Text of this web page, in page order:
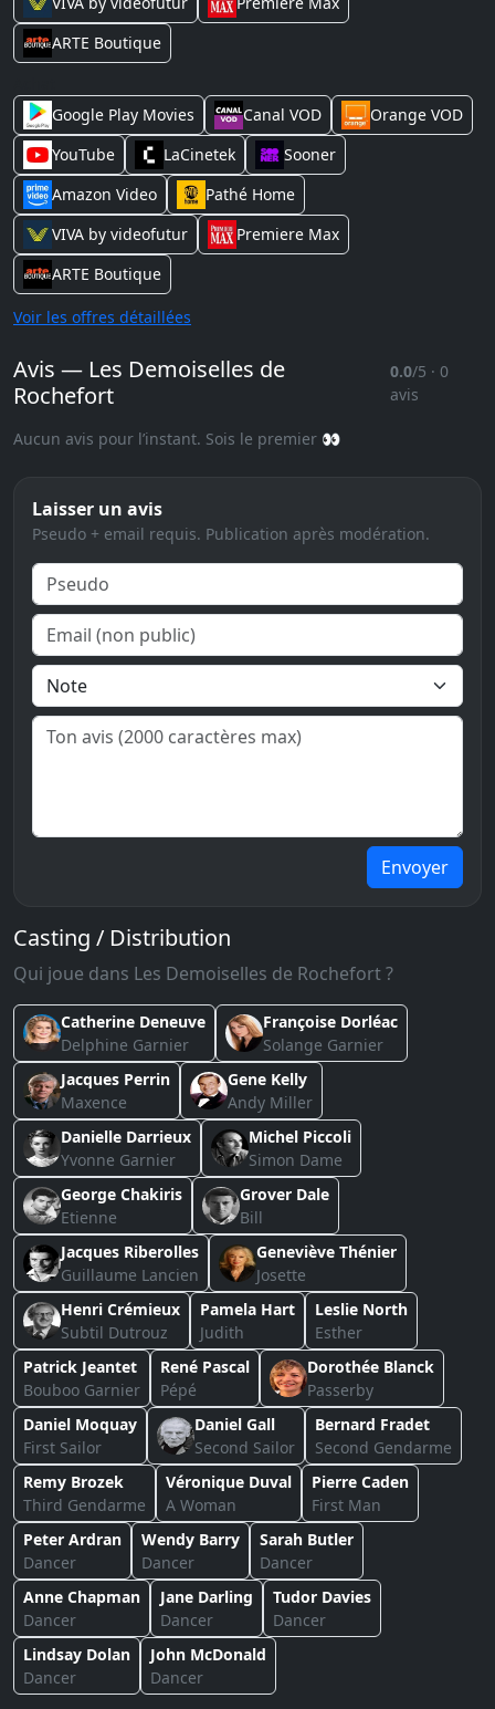
ARTE Boutique
Google Play Movies
Canal VOD
Orange VOD
YouTube
LaCinetek
Sooner
Amazon Video
Pathé Home
VIVA by videofutur
Premiere Max
ARTE Boutique
Voir les offres détaillées
Avis — Les Demoiselles de
Rochefort
0.0/5 · 0
avis
Aucun avis pour l’instant. Sois le premier 👀
Laisser un avis
Pseudo + email requis. Publication après modération.
Envoyer
Casting / Distribution
Qui joue dans Les Demoiselles de Rochefort ?
Catherine Deneuve
Delphine Garnier
Françoise Dorléac
Solange Garnier
Jacques Perrin
Maxence
Gene Kelly
Andy Miller
Danielle Darrieux
Yvonne Garnier
Michel Piccoli
Simon Dame
George Chakiris
Etienne
Grover Dale
Bill
Jacques Riberolles
Guillaume Lancien
Geneviève Thénier
Josette
Henri Crémieux
Subtil Dutrouz
Pamela Hart
Judith
Leslie North
Esther
Patrick Jeantet
Bouboo Garnier
René Pascal
Pépé
Dorothée Blanck
Passerby
Daniel Moquay
First Sailor
Daniel Gall
Second Sailor
Bernard Fradet
Second Gendarme
Remy Brozek
Third Gendarme
Véronique Duval
A Woman
Pierre Caden
First Man
Peter Ardran
Dancer
Wendy Barry
Dancer
Sarah Butler
Dancer
Anne Chapman
Dancer
Jane Darling
Dancer
Tudor Davies
Dancer
Lindsay Dolan
Dancer
John McDonald
Dancer